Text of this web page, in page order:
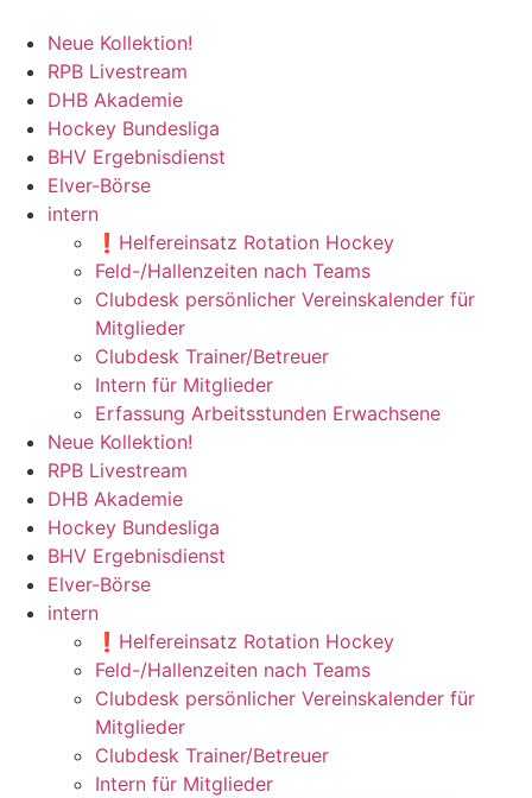
Neue Kollektion!
RPB Livestream
DHB Akademie
Hockey Bundesliga
BHV Ergebnisdienst
Elver-Börse
intern
❗️Helfereinsatz Rotation Hockey
Feld-/Hallenzeiten nach Teams
Clubdesk persönlicher Vereinskalender für
Mitglieder
Clubdesk Trainer/Betreuer
Intern für Mitglieder
Erfassung Arbeitsstunden Erwachsene
Neue Kollektion!
RPB Livestream
DHB Akademie
Hockey Bundesliga
BHV Ergebnisdienst
Elver-Börse
intern
❗️Helfereinsatz Rotation Hockey
Feld-/Hallenzeiten nach Teams
Clubdesk persönlicher Vereinskalender für
Mitglieder
Clubdesk Trainer/Betreuer
Intern für Mitglieder